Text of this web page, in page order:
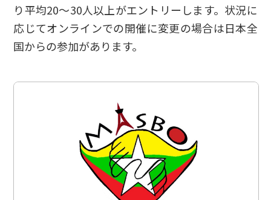
り平均20～30人以上がエントリーします。状況に
応じてオンラインでの開催に変更の場合は日本全
国からの参加があります。